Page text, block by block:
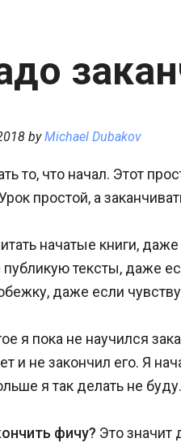
byMichael Dubakov
то, что начал. Этот
простой, а
начатые книги,
публикую тексты, даже
даже если
я пока не научился
и не закончил его. Я
я так делать не буду.
фичу? Это значит